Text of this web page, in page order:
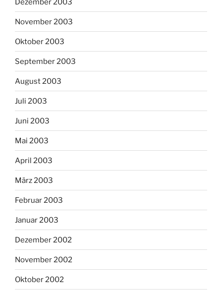
Dezember 2003
November 2003
Oktober 2003
September 2003
August 2003
Juli 2003
Juni 2003
Mai 2003
April 2003
März 2003
Februar 2003
Januar 2003
Dezember 2002
November 2002
Oktober 2002